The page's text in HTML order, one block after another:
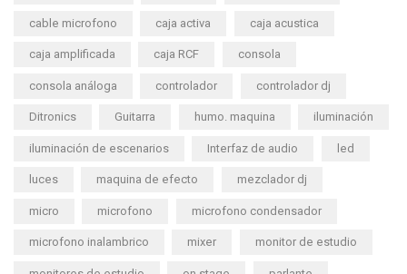
cable microfono caja activa caja acustica
caja amplificada caja RCF consola
consola análoga controlador controlador dj
Ditronics Guitarra humo. maquina iluminación
iluminación de escenarios Interfaz de audio led
luces maquina de efecto mezclador dj
micro microfono microfono condensador
microfono inalambrico mixer monitor de estudio